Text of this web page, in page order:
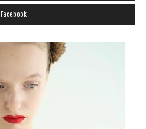
Facebook